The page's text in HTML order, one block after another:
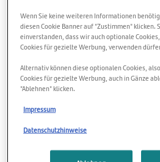
Was bedeutet das für Sie?Sie
international diversifizierten
Aktivitäten über verschiedene
dazu beitragen, Auswirkungen
Marktschwankungen abzufedern.
Sparen mit
von vier starken
Banco Santander möchte die
Wenn Sie keine weiteren Informationen
diesen Cookie Banner auf "Zustimmen" klicken.
einverstanden, dass wir auch optionale
Cookies für gezielte Werbung, verwenden
Alternativ können diese optionalen Cookies,
Cookies für gezielte Werbung, auch in Gänze
"Ablehnen" klicken.
Impressum
Datenschutzhinweise